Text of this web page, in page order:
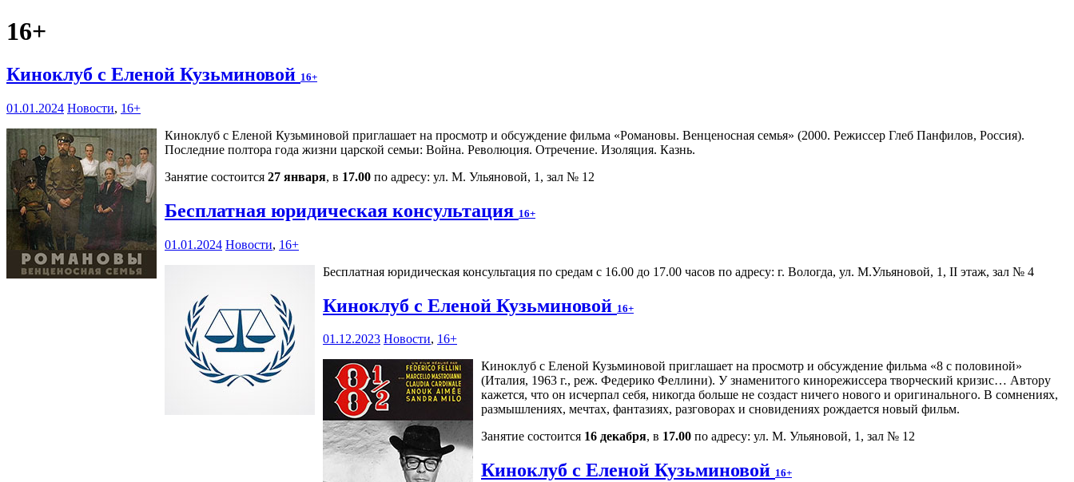
16+
Киноклуб с Еленой Кузьминовой 16+
01.01.2024 Новости, 16+
Киноклуб с Еленой Кузьминовой приглашает на просмотр и обсуждение фильма «Романовы. Венценосная семья» (2000. Режиссер Глеб Панфилов, Россия).
Последние полтора года жизни царской семьи: Война. Революция. Отречение. Изоляция. Казнь.
Занятие состоится 27 января, в 17.00 по адресу: ул. М. Ульяновой, 1, зал № 12
Бесплатная юридическая консультация 16+
01.01.2024 Новости, 16+
Бесплатная юридическая консультация по средам с 16.00 до 17.00 часов по адресу: г. Вологда, ул. М.Ульяновой, 1, II этаж, зал № 4
Киноклуб с Еленой Кузьминовой 16+
01.12.2023 Новости, 16+
Киноклуб с Еленой Кузьминовой приглашает на просмотр и обсуждение фильма «8 с половиной»
(Италия, 1963 г., реж. Федерико Феллини). У знаменитого кинорежиссера творческий кризис… Автору
кажется, что он исчерпал себя, никогда больше не создаст ничего нового и оригинального. В сомнениях,
размышлениях, мечтах, фантазиях, разговорах и сновидениях рождается новый фильм.
Занятие состоится 16 декабря, в 17.00 по адресу: ул. М. Ульяновой, 1, зал № 12
Киноклуб с Еленой Кузьминовой 16+